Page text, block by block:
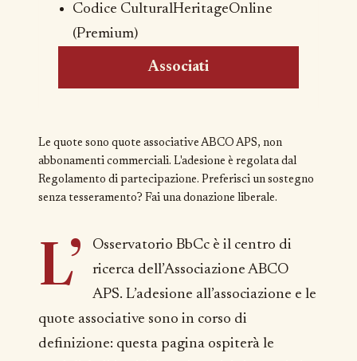
Codice CulturalHeritageOnline
(Premium)
Associati
Le quote sono quote associative ABCO APS, non
abbonamenti commerciali. L'adesione è regolata dal
Regolamento di partecipazione. Preferisci un sostegno
senza tesseramento? Fai una donazione liberale.
L’
Osservatorio BbCc è il centro di
ricerca dell’Associazione ABCO
APS. L’adesione all’associazione e le
quote associative sono in corso di
definizione: questa pagina ospiterà le